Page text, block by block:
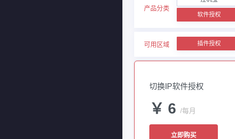
产品分类
软件授权
可用区域 插件授权
切换IP软件授权
￥ 6 /每月
立即购买